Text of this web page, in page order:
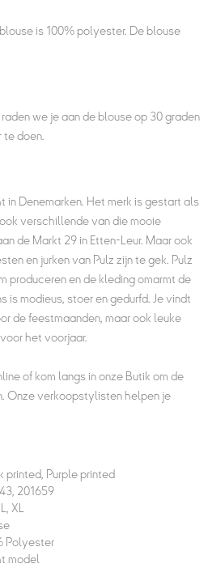
is 100% polyester. De blouse
we je aan de blouse op 30 graden
doen.
in Denemarken. Het merk is gestart als
verschillende van die mooie
de Markt 29 in Etten-Leur. Maar ook
en jurken van Pulz zijn te gek. Pulz
produceren en de kleding omarmt de
is modieus, stoer en gedurfd. Je vindt
de feestmaanden, maar ook leuke
het voorjaar.
of kom langs in onze Butik om de
Onze verkoopstylisten helpen je
printed, Purple printed
201659
XL
Polyester
model